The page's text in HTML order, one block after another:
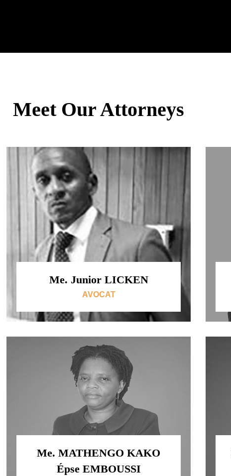
Meet Our Attorneys
Me. Junior LICKEN
AVOCAT
Me. MATHENGO KAKO
Épse EMBOUSSI